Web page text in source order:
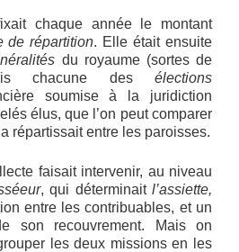
chaque année le montant
de répartition. Elle était ensuite
du royaume (sortes de
chacune des élections
soumise à la juridiction
élus, que l’on peut comparer
répartissait entre les paroisses.
faisait intervenir, au niveau
, qui déterminaitl’assiette,
entre les contribuables, et un
son recouvrement. Mais on
les deux missions en les